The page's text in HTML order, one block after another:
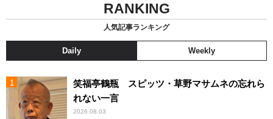
RANKING
人気記事ランキング
Daily Weekly
笑福亭鶴瓶 スピッツ・草野マサムネの忘れら
れない一言
2026.08.03